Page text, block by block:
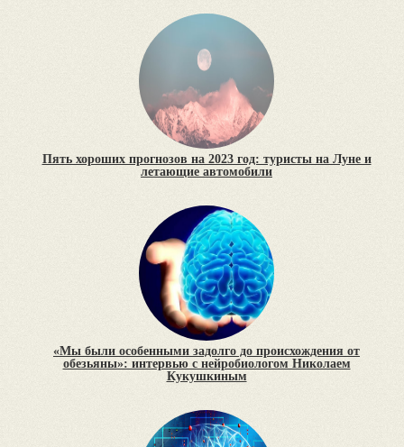
Пять хороших прогнозов на 2023 год: туристы на Луне и
летающие автомобили
«Мы были особенными задолго до происхождения от
обезьяны»: интервью с нейробиологом Николаем
Кукушкиным